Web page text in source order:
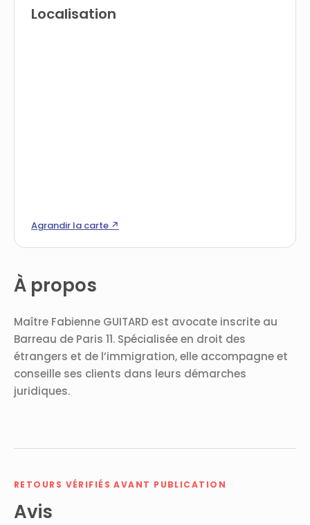
À propos
Maître Fabienne GUITARD est avocate inscrite au
Barreau de Paris 11. Spécialisée en droit des
étrangers et de l’immigration, elle accompagne et
conseille ses clients dans leurs démarches
juridiques.
RETOURS VÉRIFIÉS AVANT PUBLICATION
Avis
Localisation
Agrandir la carte ↗